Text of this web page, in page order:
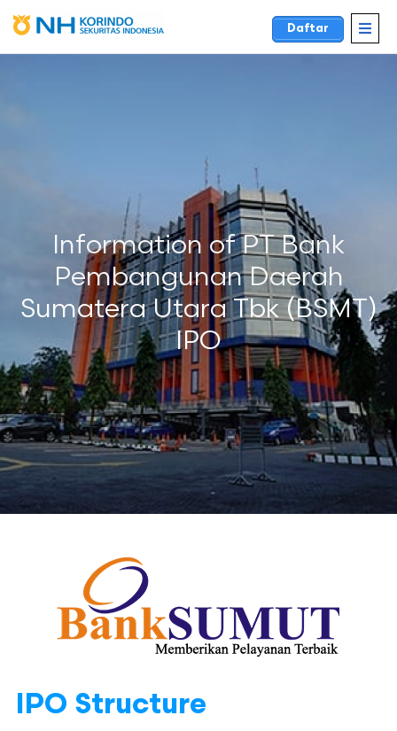
Daftar
Information of PT Bank
Pembangunan Daerah
Sumatera Utara Tbk (BSMT)
IPO
IPO Structure